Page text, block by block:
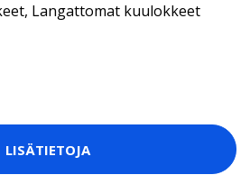
, Langattomat kuulokkeet
LISÄTIETOJA